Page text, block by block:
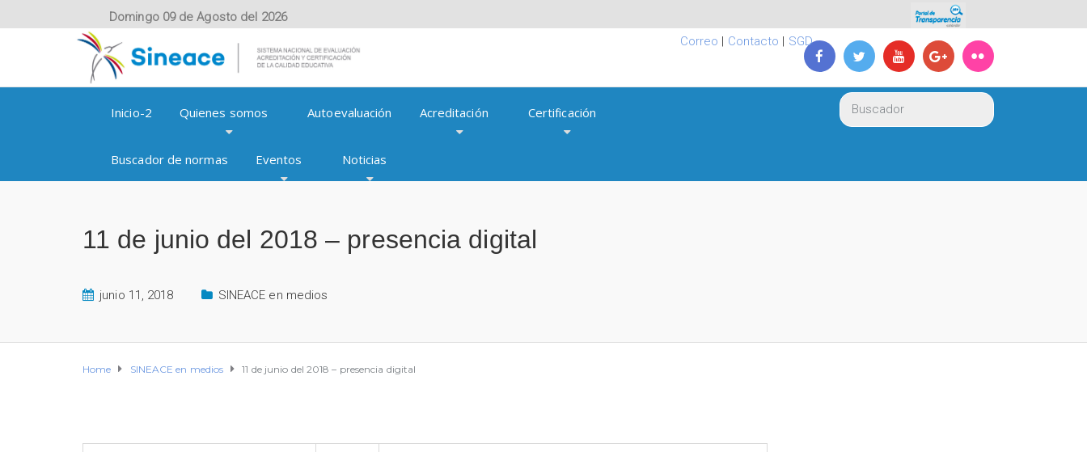
Domingo 09 de Agosto del 2026
Correo | Contacto | SGD
Inicio-2 Quienes somos Autoevaluación Acreditación Certificación
Buscador de normas Eventos Noticias
11 de junio del 2018 – presencia digital
junio 11, 2018 SINEACE en medios
Home SINEACE en medios 11 de junio del 2018 – presencia digital